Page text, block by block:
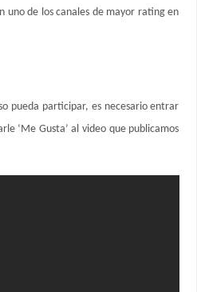
uno de los canales de mayor rating en
pueda participar, es necesario entrar
‘Me Gusta’ al video que publicamos